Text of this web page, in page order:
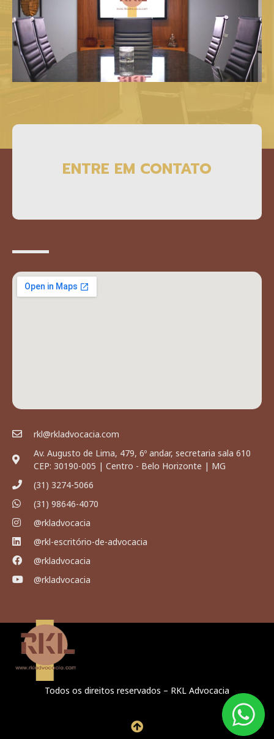
ENTRE EM CONTATO
rkl@rkladvocacia.com
Av. Augusto de Lima, 479, 6º andar, secretaria sala 610
CEP: 30190-005 | Centro - Belo Horizonte | MG
(31) 3274-5066
(31) 98646-4070
@rkladvocacia
@rkl-escritório-de-advocacia
@rkladvocacia
@rkladvocacia
Todos os direitos reservados – RKL Advocacia